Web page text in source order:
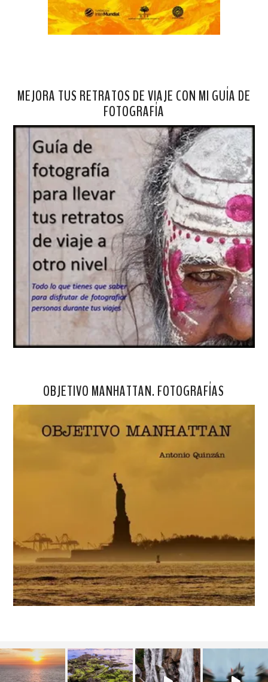
MEJORA TUS RETRATOS DE VIAJE CON MI GUÍA DE
FOTOGRAFÍA
OBJETIVO MANHATTAN. FOTOGRAFÍAS